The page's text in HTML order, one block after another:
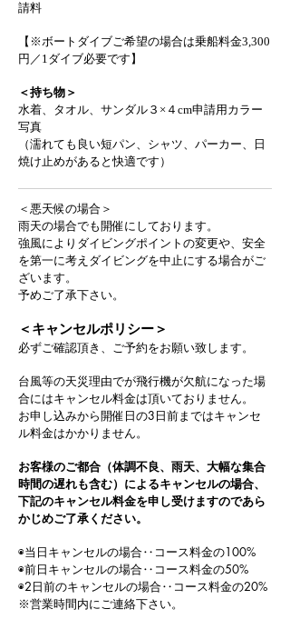
請料
【※ボートダイブご希望の場合は乗船料金3,300
円／1ダイブ必要です】
＜持ち物＞
水着、タオル、サンダル３×４cm申請用カラー
写真
（濡れても良い短パン、シャツ、パーカー、日
焼け止めがあると快適です）
​＜悪天候の場合＞
雨天の場合でも開催にしております。
強風によりダイビングポイントの変更や、安全
を第一に考えダイビングを中止にする場合がご
ざいます。
予めご了承下さい。
＜キャンセルポリシー＞
必ずご確認頂き、ご予約をお願い致します。
台風等の天災理由でが飛行機が欠航になった場
合にはキャンセル料金は頂いておりません。
お申し込みから開催日の3日前まではキャンセ
ル料金はかかりません。
お客様のご都合（体調不良、雨天、大幅な集合
時間の遅れも含む）によるキャンセルの場合、
下記のキャンセル料金を申し受けますのであら
かじめご了承ください。
◉当日キャンセルの場合‥コース料金の100%
◉前日キャンセルの場合‥コース料金の50%
◉2日前のキャンセルの場合‥コース料金の20%
※営業時間内にご連絡下さい。